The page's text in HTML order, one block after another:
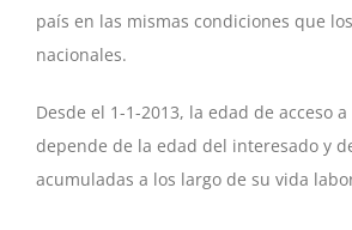
país en las mismas condiciones que
nacionales.
Desde el 1-1-2013, la edad de acceso
depende de la edad del interesado y
acumuladas a los largo de su vida